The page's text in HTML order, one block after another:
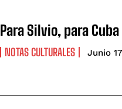
Para Silvio, para Cuba
NOTAS CULTURALES Junio